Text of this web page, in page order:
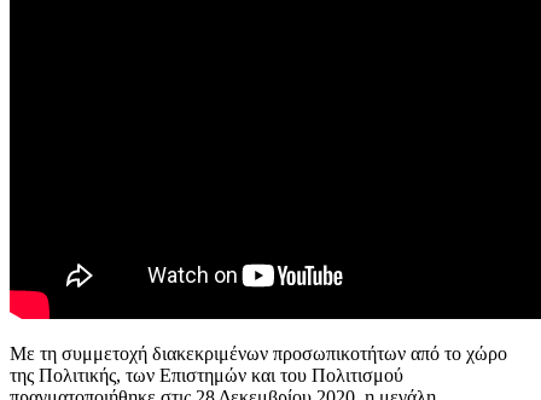
Με τη συμμετοχή διακεκριμένων προσωπικοτήτων από το χώρο
της Πολιτικής, των Επιστημών και του Πολιτισμού